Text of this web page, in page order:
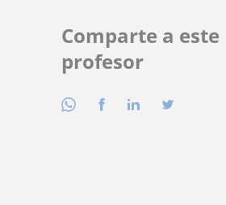
Comparte a este
profesor